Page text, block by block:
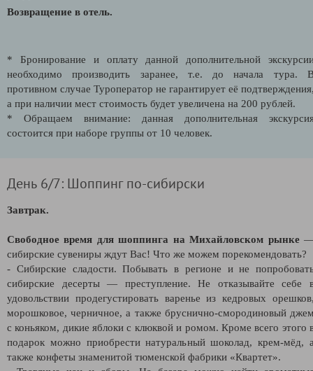
Возвращение в отель.
* Бронирование и оплату данной дополнительной
необходимо производить заранее, т.е. до начала тура.
противном случае Туроператор не гарантирует её
а при наличии мест стоимость будет увеличена на 200 рублей.
* Обращаем внимание: данная дополнительная
состоится при наборе группы от 10 человек.
День 6/7: Шоппинг по-сибирски
Завтрак.
Свободное время для шоппинга на Михайловском рынке
сибирские сувениры ждут Вас! Что же можем порекомендовать?
- Сибирские сладости. Побывать в регионе и не
сибирские десерты — преступление. Не отказывайте себе
удовольствии продегустировать варенье из кедровых
морошковое, черничное, а также бруснично-смородиновый
с коньяком, дикие яблоки с клюквой и ромом. Кроме всего этого
подарок можно приобрести натуральный шоколад, крем-мёд,
также конфеты знаменитой тюменской фабрики «Квартет».